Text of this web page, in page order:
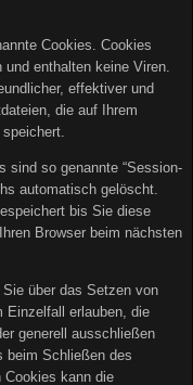
Cookies. Cookies
enthalten keine Viren.
effektiver und
die auf Ihrem
speichert.
sind so genannte “Session-
automatisch gelöscht.
bis Sie diese
Browser beim nächsten
über das Setzen von
Einzelfall erlauben, die
generell ausschließen
beim Schließen des
Cookies kann die